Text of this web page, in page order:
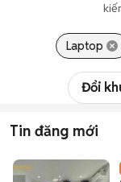
Laptop
Đổi
Tin đăng mới